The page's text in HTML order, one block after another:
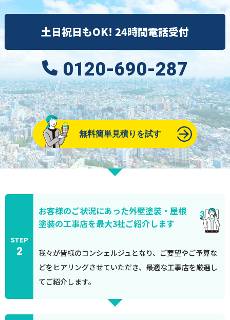
土日祝日もOK! 24時間電話受付
0120-690-287
無料簡単見積りを試す
STEP
2
お客様のご状況にあった外壁塗装・屋根
塗装の工事店を最大3社ご紹介します
我々が皆様のコンシェルジュとなり、ご要望やご予算な
どをヒアリングさせていただき、最適な工事店を厳選し
てご紹介します。